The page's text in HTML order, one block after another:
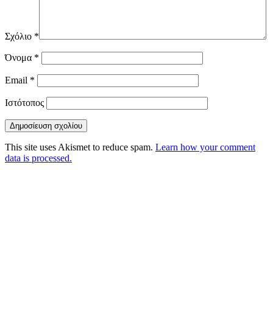
Σχόλιο *
Όνομα *
Email *
Ιστότοπος
This site uses Akismet to reduce spam. Learn how your comment
data is processed.